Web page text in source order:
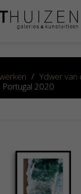
/ Ydwer
Portugal 2020